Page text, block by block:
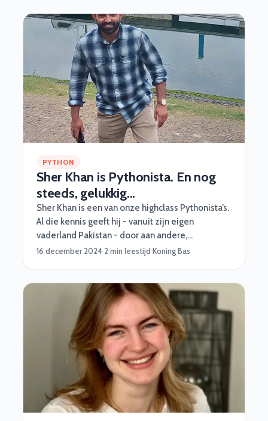
PYTHON
Sher Khan is Pythonista. En nog
steeds, gelukkig...
Sher Khan is een van onze highclass Pythonista’s.
Al die kennis geeft hij - vanuit zijn eigen
vaderland Pakistan - door aan andere,
talentvolle Pythonista’s. Zo’n 3 uur per dag. Met
gaan we het nu niet over hebben. Vandaag geeft
Sher een kort lesje in veerkracht en de kracht van
het ‘gewoon oplossen’. Go!
16 december 2024·2 min leestijd·Koning Bas